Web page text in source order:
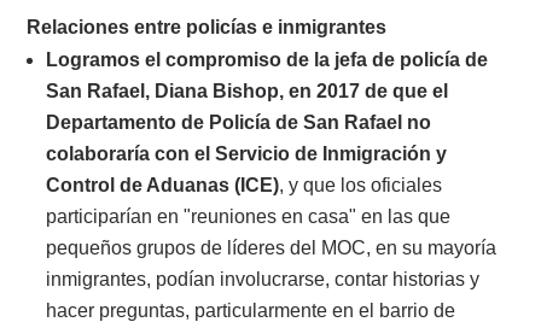
Relaciones entre policías e inmigrantes
Logramos el compromiso de la jefa de policía de
San Rafael, Diana Bishop, en 2017 de que el
Departamento de Policía de San Rafael no
colaboraría con el Servicio de Inmigración y
Control de Aduanas (ICE), y que los oficiales
participarían en "reuniones en casa" en las que
pequeños grupos de líderes del MOC, en su mayoría
inmigrantes, podían involucrarse, contar historias y
hacer preguntas, particularmente en el barrio de